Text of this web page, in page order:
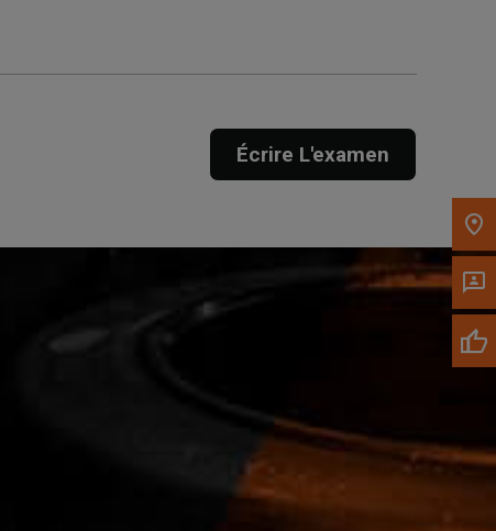
Veuillez mettre à jour le code postal 'Livrer à'
Écrire L'examen